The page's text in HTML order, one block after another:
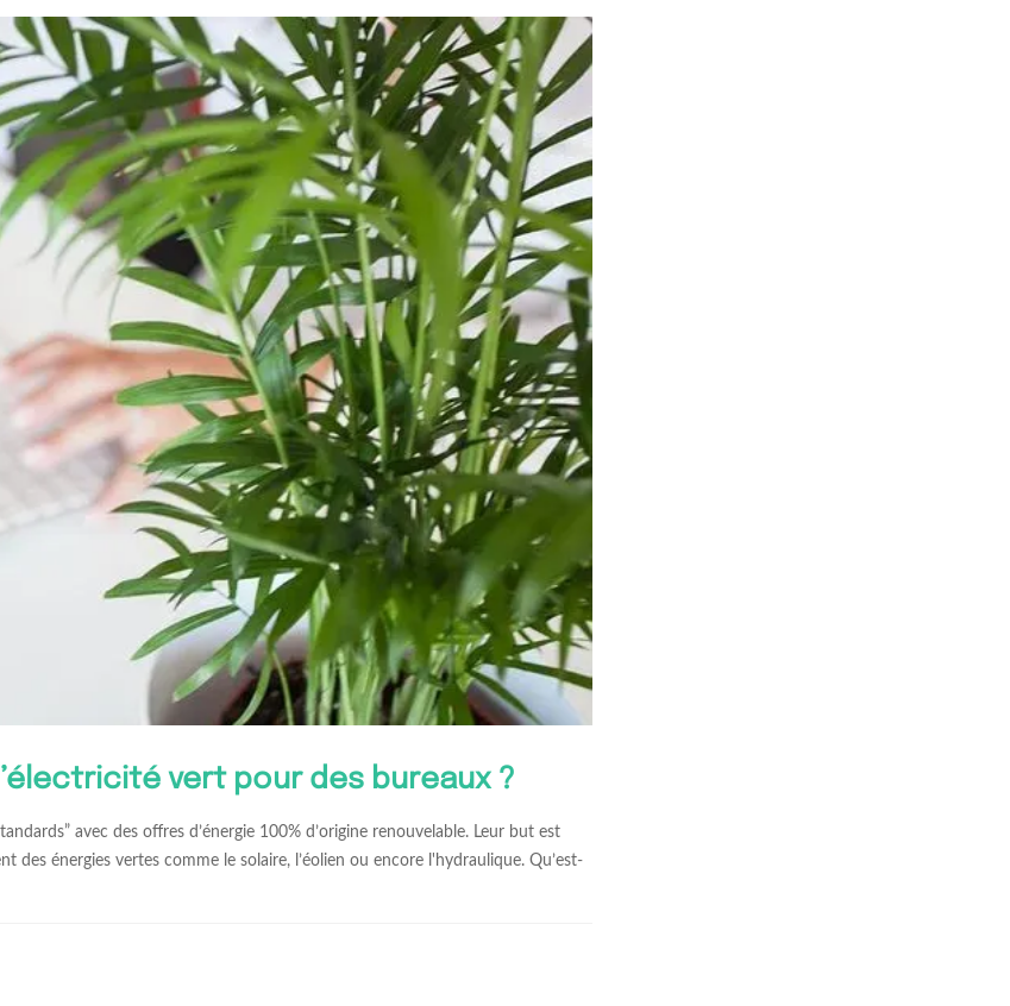
vert pour des bureaux ?
avec des offres d’énergie 100% d’origine renouvelable. Leur but est
énergies vertes comme le solaire, l’éolien ou encore l'hydraulique. Qu’est-